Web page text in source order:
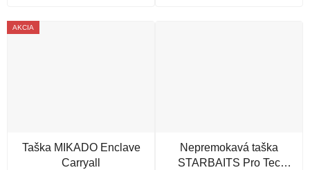
AKCIA
Taška MIKADO Enclave
Carryall
Nepremokavá taška
STARBAITS Pro Tec